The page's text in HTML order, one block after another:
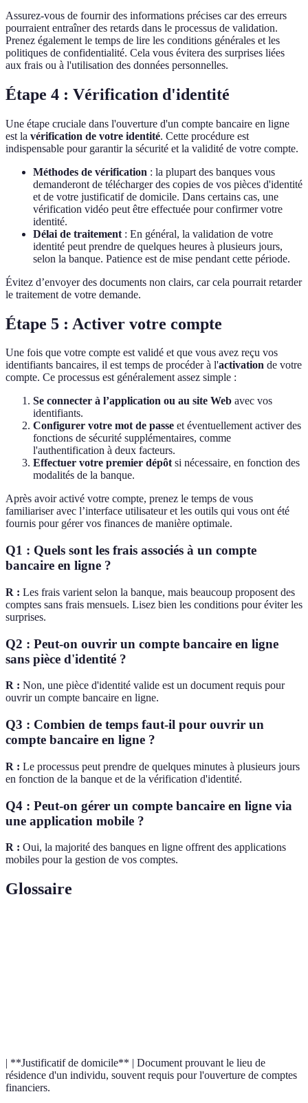
Assurez-vous de fournir des informations précises car des erreurs
pourraient entraîner des retards dans le processus de validation.
Prenez également le temps de lire les conditions générales et les
politiques de confidentialité. Cela vous évitera des surprises liées
aux frais ou à l'utilisation des données personnelles.
Étape 4 : Vérification d'identité
Une étape cruciale dans l'ouverture d'un compte bancaire en ligne
est la vérification de votre identité. Cette procédure est
indispensable pour garantir la sécurité et la validité de votre compte.
Méthodes de vérification : la plupart des banques vous
demanderont de télécharger des copies de vos pièces d'identité
et de votre justificatif de domicile. Dans certains cas, une
vérification vidéo peut être effectuée pour confirmer votre
identité.
Délai de traitement : En général, la validation de votre
identité peut prendre de quelques heures à plusieurs jours,
selon la banque. Patience est de mise pendant cette période.
Évitez d’envoyer des documents non clairs, car cela pourrait retarder
le traitement de votre demande.
Étape 5 : Activer votre compte
Une fois que votre compte est validé et que vous avez reçu vos
identifiants bancaires, il est temps de procéder à l'activation de votre
compte. Ce processus est généralement assez simple :
Se connecter à l’application ou au site Web avec vos
identifiants.
Configurer votre mot de passe et éventuellement activer des
fonctions de sécurité supplémentaires, comme
l'authentification à deux facteurs.
Effectuer votre premier dépôtsi nécessaire, en fonction des
modalités de la banque.
Après avoir activé votre compte, prenez le temps de vous
familiariser avec l’interface utilisateur et les outils qui vous ont été
fournis pour gérer vos finances de manière optimale.
Q1 : Quels sont les frais associés à un compte
bancaire en ligne ?
R : Les frais varient selon la banque, mais beaucoup proposent des
comptes sans frais mensuels. Lisez bien les conditions pour éviter les
surprises.
Q2 : Peut-on ouvrir un compte bancaire en ligne
sans pièce d'identité ?
R : Non, une pièce d'identité valide est un document requis pour
ouvrir un compte bancaire en ligne.
Q3 : Combien de temps faut-il pour ouvrir un
compte bancaire en ligne ?
R : Le processus peut prendre de quelques minutes à plusieurs jours
en fonction de la banque et de la vérification d'identité.
Q4 : Peut-on gérer un compte bancaire en ligne via
une application mobile ?
R : Oui, la majorité des banques en ligne offrent des applications
mobiles pour la gestion de vos comptes.
Glossaire
| **Justificatif de domicile** | Document prouvant le lieu de
résidence d'un individu, souvent requis pour l'ouverture de comptes
financiers.